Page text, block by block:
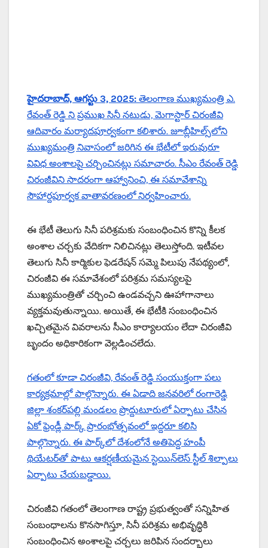
హైదరాబాద్, ఆగస్టు 3, 2025: తెలంగాణ ముఖ్యమంత్రి ఎ.
రేవంత్ రెడ్డి ని ప్రముఖ సినీ నటుడు, మెగాస్టార్ చిరంజీవి
ఆదివారం మర్యాదపూర్వకంగా కలిశారు. జూబ్లీహిల్స్‌లోని
ముఖ్యమంత్రి నివాసంలో జరిగిన ఈ భేటీలో ఇరువురూ
వివిధ అంశాలపై చర్చించినట్లు సమాచారం. సీఎం రేవంత్ రెడ్డి
చిరంజీవిని సాదరంగా ఆహ్వానించి, ఈ సమావేశాన్ని
సౌహార్దపూర్వక వాతావరణంలో నిర్వహించారు.
ఈ భేటీ తెలుగు సినీ పరిశ్రమకు సంబంధించిన కొన్ని కీలక
అంశాల చర్చకు వేదికగా నిలిచినట్లు తెలుస్తోంది. ఇటీవల
తెలుగు సినీ కార్మికుల ఫెడరేషన్ సమ్మె పిలుపు నేపథ్యంలో,
చిరంజీవి ఈ సమావేశంలో పరిశ్రమ సమస్యలపై
ముఖ్యమంత్రితో చర్చించి ఉండవచ్చని ఊహాగానాలు
వ్యక్తమవుతున్నాయి. అయితే, ఈ భేటీకి సంబంధించిన
ఖచ్చితమైన వివరాలను సీఎం కార్యాలయం లేదా చిరంజీవి
బృందం అధికారికంగా వెల్లడించలేదు.
గతంలో కూడా చిరంజీవి, రేవంత్ రెడ్డి సంయుక్తంగా పలు
కార్యక్రమాల్లో పాల్గొన్నారు. ఈ ఏడాది జనవరిలో రంగారెడ్డి
జిల్లా శంకర్‌పల్లి మండలం ప్రొద్దుటూరులో ఏర్పాటు చేసిన
ఏకో ఫ్రెండ్లీ పార్క్ ప్రారంభోత్సవంలో ఇద్దరూ కలిసి
పాల్గొన్నారు. ఈ పార్క్‌లో దేశంలోనే అతిపెద్ద హంపీ
థియేటర్‌తో పాటు ఆకర్షణీయమైన స్టెయిన్‌లెస్ స్టీల్ శిల్పాలు
ఏర్పాటు చేయబడ్డాయి.
చిరంజీవి గతంలో తెలంగాణ రాష్ట్ర ప్రభుత్వంతో సన్నిహిత
సంబంధాలను కొనసాగిస్తూ, సినీ పరిశ్రమ అభివృద్ధికి
సంబంధించిన అంశాలపై చర్చలు జరిపిన సందర్భాలు